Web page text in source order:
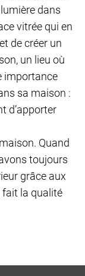
dans
vitrée qui en
de créer un
un lieu où
importance
sa maison :
d’apporter
Quand
toujours
grâce aux
fait la qualité